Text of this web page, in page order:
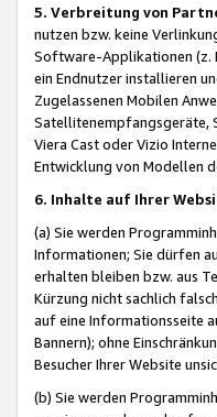
5. Verbreitung von
nutzen bzw. keine
Software-Applikationen (z.
ein Endnutzer installieren
Zugelassenen Mobilen
Satellitenempfangsgeräte,
Viera Cast oder Vizio
Entwicklung von Modellen
6. Inhalte auf Ihrer
(a) Sie werden
Informationen; Sie dürfen
erhalten bleiben bzw. aus
Kürzung nicht sachlich
auf eine Informationsseite
Bannern); ohne
Besucher Ihrer Website
(b) Sie werden